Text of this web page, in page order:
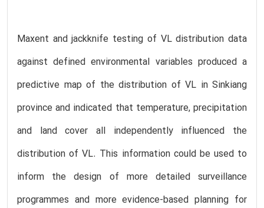
Maxent and jackknife testing of VL distribution data
against defined environmental variables produced a
predictive map of the distribution of VL in Sinkiang
province and indicated that temperature, precipitation
and land cover all independently influenced the
distribution of VL. This information could be used to
inform the design of more detailed surveillance
programmes and more evidence-based planning for